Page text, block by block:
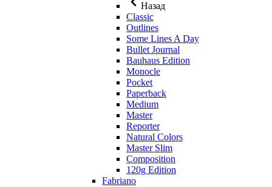
Назад
Classic
Outlines
Some Lines A Day
Bullet Journal
Bauhaus Edition
Monocle
Pocket
Paperback
Medium
Master
Reporter
Natural Colors
Master Slim
Composition
120g Edition
Fabriano